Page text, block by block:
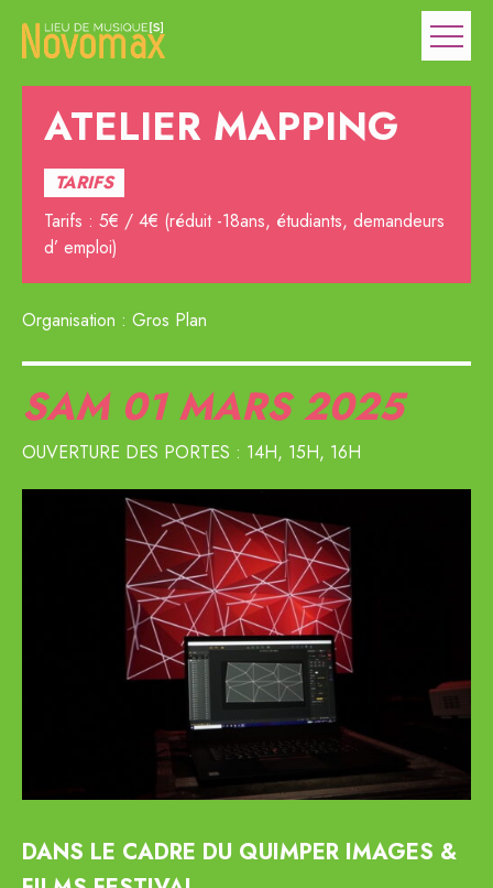
ATELIER MAPPING
TARIFS
Tarifs : 5€ / 4€ (réduit -18ans, étudiants, demandeurs
d’ emploi)
Organisation : Gros Plan
SAM 01MARS 2025
OUVERTURE DES PORTES : 14H, 15H, 16H
DANS LE CADRE DU QUIMPER IMAGES &